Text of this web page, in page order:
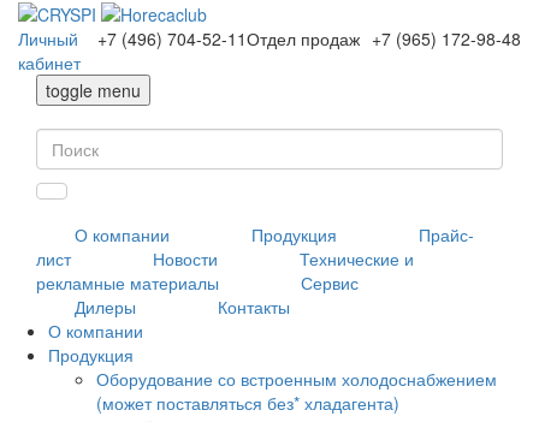
Личный
кабинет
+7 (496) 704-52-11Отдел продаж +7 (965) 172-98-48
toggle menu
О компании Продукция
Прайс-
лист
Новости
Технические и
рекламные материалы
Сервис
Дилеры
Контакты
О компании
Продукция
Оборудование со встроенным холодоснабжением
(может поставляться без* хладагента)